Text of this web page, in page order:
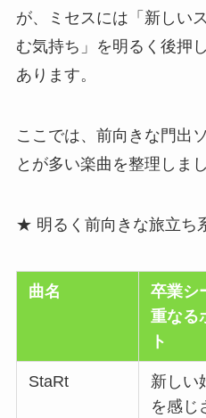
が、ミセスには「新しい
む気持ち」を明るく後押
あります。
ここでは、前向きな門出
とが多い楽曲を整理しまし
★ 明るく前向きな旅立ち
曲名
卒業シ
重なる
ト
StaRt
新しい
を感じ